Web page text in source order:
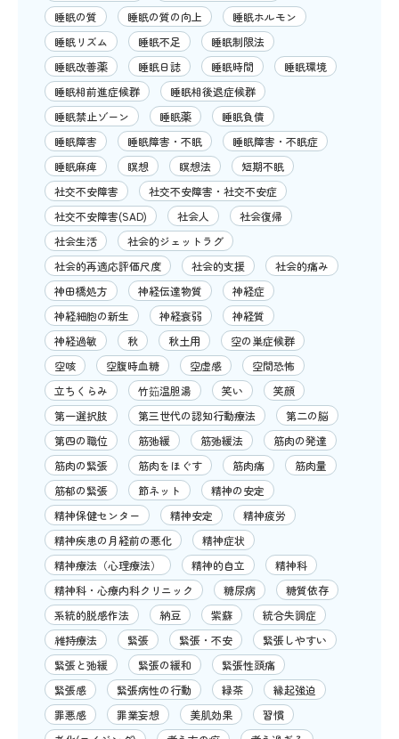
睡眠の質
睡眠の質の向上
睡眠ホルモン
睡眠リズム
睡眠不足
睡眠制限法
睡眠改善薬
睡眠日誌 睡眠時間
睡眠環境
睡眠相前進症候群
睡眠相後退症候群
睡眠禁止ゾーン
睡眠薬
睡眠負債
睡眠障害
睡眠障害・不眠
睡眠障害・不眠症
睡眠麻痺
瞑想 瞑想法
短期不眠
社交不安障害
社交不安障害・社交不安症
社交不安障害(SAD)
社会人
社会復帰
社会生活
社会的ジェットラグ
社会的再適応評価尺度
社会的支援
社会的痛み
神田橋処方
神経伝達物質
神経症
神経細胞の新生
神経衰弱
神経質
神経過敏
秋 秋土用
空の巣症候群
空咳
空腹時血糖 空虚感
空間恐怖
立ちくらみ
竹筎温胆湯 笑い
笑顔
第一選択肢
第三世代の認知行動療法
第二の脳
第四の職位
筋弛緩 筋弛緩法
筋肉の発達
筋肉の緊張
筋肉をほぐす 筋肉痛
筋肉量
筋郁の緊張
節ネット
精神の安定
精神保健センター
精神安定
精神疲労
精神疾患の月経前の悪化
精神症状
精神療法（心理療法）
精神的自立
精神科
精神科・心療内科クリニック
糖尿病
糖質依存
系統的脱感作法
納豆 紫蘇
統合失調症
維持療法
緊張 緊張・不安
緊張しやすい
緊張と弛緩
緊張の緩和
緊張性頭痛
緊張感
緊張病性の行動 緑茶
縁起強迫
罪悪感
罪業妄想 美肌効果
習慣